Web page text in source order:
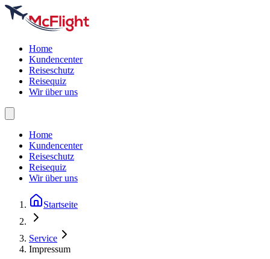
Home
Kundencenter
Reiseschutz
Reisequiz
Wir über uns
Home
Kundencenter
Reiseschutz
Reisequiz
Wir über uns
Startseite
Service
Impressum